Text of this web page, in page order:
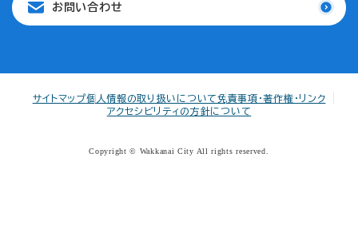
お問い合わせ
サイトマップ個人情報の取り扱いについて免責事項・著作権・リンク
アクセシビリティの方針について
Copyright © Wakkanai City All rights reserved.